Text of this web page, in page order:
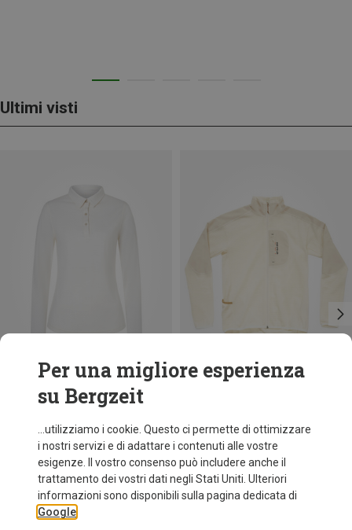
Ultimi visti
Risparmi 18%
Per una migliore esperienza
su Bergzeit
...utilizziamo i cookie. Questo ci permette di ottimizzare
i nostri servizi e di adattare i contenuti alle vostre
esigenze. Il vostro consenso può includere anche il
trattamento dei vostri dati negli Stati Uniti. Ulteriori
informazioni sono disponibili sulla pagina dedicata di
Google